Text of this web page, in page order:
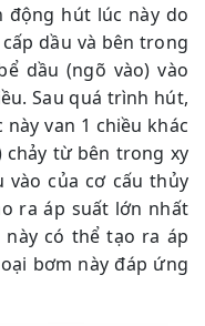
động hút lúc này do
dầu và bên trong
dầu (ngõ vào) vào
Sau quá trình hút,
van 1 chiều khác
chảy từ bên trong xy
của cơ cấu thủy
ra áp suất lớn nhất
có thể tạo ra áp
bơm này đáp ứng